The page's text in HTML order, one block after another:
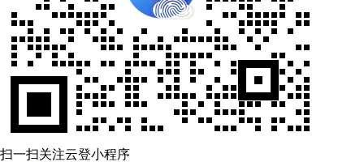
扫一扫关注云登小程序